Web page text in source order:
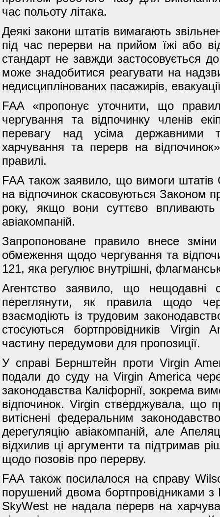
час польоту літака.
Деякі закони штатів вимагають
під час перерви на прийом їжі або
стандарт не завжди застосовується
може знадобитися реагувати на
недисциплінованих пасажирів,
FAA «пропонує уточнити, що
чергування та відпочинку членів
перевагу над усіма державними
харчування та перерв на
правилі.
FAA також заявило, що вимоги
на відпочинок скасовуються Законом
року, якщо вони суттєво
авіакомпаній.
Запропоноване правило внесе
обмеження щодо чергування та
121, яка регулює внутрішні,
Агентство заявило, що нещодавні
переглянути, як правила щодо
взаємодіють із трудовим
стосуються бортпровідників
частину передумови для пропозиції.
У справі Бернштейн проти Virgin
подали до суду на Virgin America
законодавства Каліфорнії, зокрема
відпочинок. Virgin стверджувала, що
витіснені федеральним
дерегуляцію авіакомпаній, але
відхилив ці аргументи та підтримав
щодо позовів про перерву.
FAA також посилалося на справу
порушений двома бортпровідниками з
SkyWest не надала перерв на